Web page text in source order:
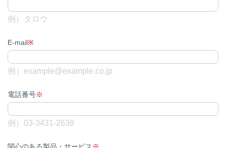
例）タロウ
E-mail
例）example@example.co.jp
電話番号
例）03-3431-2638